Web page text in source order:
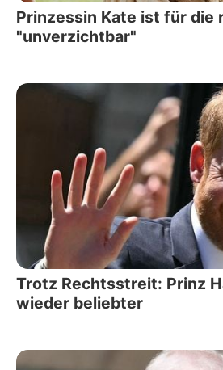
Prinzessin Kate ist für die
"unverzichtbar"
Trotz Rechtsstreit: Prinz
wieder beliebter